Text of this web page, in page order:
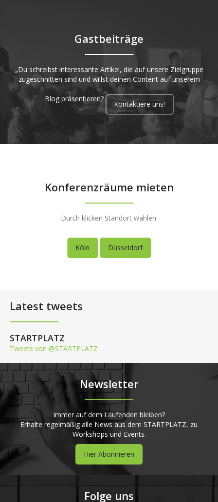
Gastbeiträge
„Du schreibst interessante Artikel, die auf unsere Zielgruppe
zugeschnitten sind und willst deinen Content auf unserem
Blog präsentieren?
Kontaktiere uns!
Konferenzräume mieten
Durch klicken Standort wählen.
Köln Düsseldorf
Latest tweets
STARTPLATZ
Tweets von @STARTPLATZ
Newsletter
Immer auf dem Laufenden bleiben?
Erhalte regelmäßig alle News aus dem STARTPLATZ, zu
Workshops und Events.
Hier Abonnieren
Folge uns